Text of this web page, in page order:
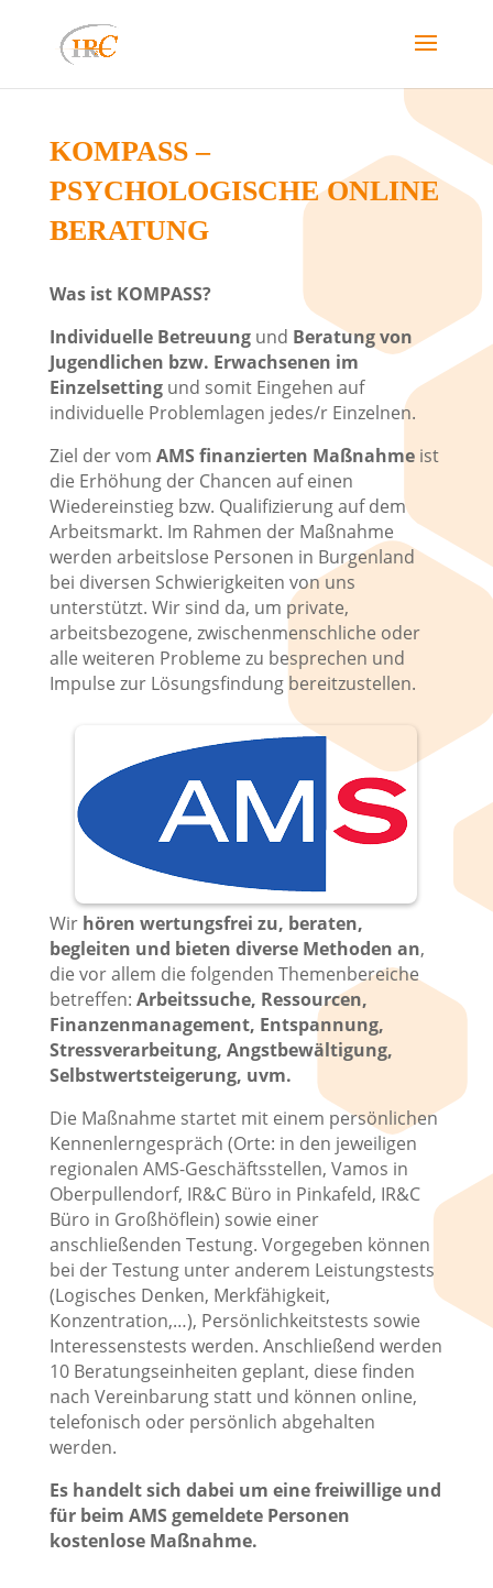
KOMPASS –
PSYCHOLOGISCHE ONLINE
BERATUNG
Was ist KOMPASS?
Individuelle Betreuungund Beratung von
Jugendlichen bzw. Erwachsenen im
Einzelsettingund somit Eingehen auf
individuelle Problemlagen jedes/r Einzelnen.
Ziel der vom AMS finanzierten Maßnahmeist
die Erhöhung der Chancen auf einen
Wiedereinstieg bzw. Qualifizierung auf dem
Arbeitsmarkt. Im Rahmen der Maßnahme
werden arbeitslose Personen in Burgenland
bei diversen Schwierigkeiten von uns
unterstützt. Wir sind da, um private,
arbeitsbezogene, zwischenmenschliche oder
alle weiteren Probleme zu besprechen und
Impulse zur Lösungsfindung bereitzustellen.
Wir hören wertungsfrei zu, beraten,
begleiten und bieten diverse Methoden an,
die vor allem die folgenden Themenbereiche
betreffen: Arbeitssuche, Ressourcen,
Finanzenmanagement, Entspannung,
Stressverarbeitung, Angstbewältigung,
Selbstwertsteigerung, uvm.
Die Maßnahme startet mit einem persönlichen
Kennenlerngespräch (Orte: in den jeweiligen
regionalen AMS-Geschäftsstellen, Vamos in
Oberpullendorf, IR&C Büro in Pinkafeld, IR&C
Büro in Großhöflein) sowie einer
anschließenden Testung. Vorgegeben können
bei der Testung unter anderem Leistungstests
(Logisches Denken, Merkfähigkeit,
Konzentration,…), Persönlichkeitstests sowie
Interessenstests werden. Anschließend werden
10 Beratungseinheiten geplant, diese finden
nach Vereinbarung statt und können online,
telefonisch oder persönlich abgehalten
werden.
Es handelt sich dabei um eine freiwillige und
für beim AMS gemeldete Personen
kostenlose Maßnahme.